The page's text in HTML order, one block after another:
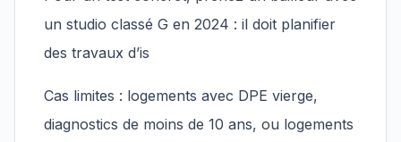
un studio classé G en 2024 : il doit planifier
des travaux d’is
Cas limites : logements avec DPE vierge,
diagnostics de moins de 10 ans, ou logements